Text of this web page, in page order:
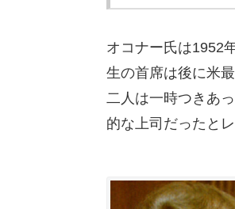
オコナー氏は1952
生の首席は後に米
二人は一時つきあ
的な上司だったと